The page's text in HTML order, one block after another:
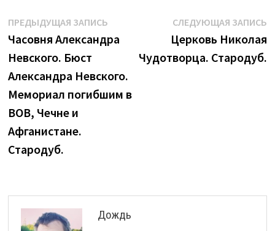
Навигация
по
записям
ПРЕДЫДУЩАЯ ЗАПИСЬПредыдущая
запись:
Часовня Александра
Невского. Бюст
Александра Невского.
Мемориал погибшим в
ВОВ, Чечне и
Афганистане.
Стародуб.
СЛЕДУЮЩАЯ ЗАПИСЬ
Церковь Николая
Чудотворца. Стародуб.
Дождь